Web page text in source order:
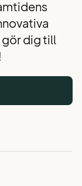
gör dig till